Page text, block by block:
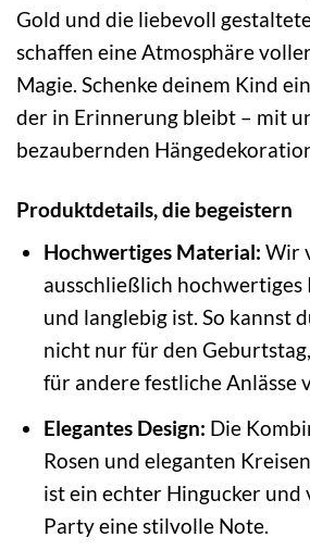
Gold und die liebevoll
schaffen eine Atmosphäre
Magie. Schenke deinem Kind
der in Erinnerung bleibt – mit
bezaubernden
Produktdetails, die begeistern
Hochwertiges Material: Wir
ausschließlich hochwertiges
und langlebig ist. So kannst
nicht nur für den
für andere festliche Anlässe
Elegantes Design: Die
Rosen und eleganten
ist ein echter Hingucker
Party eine stilvolle Note.